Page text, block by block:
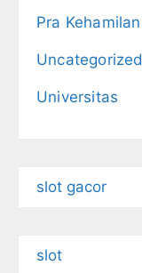
Pra Kehamilan
Uncategorized
Universitas
slot gacor
slot